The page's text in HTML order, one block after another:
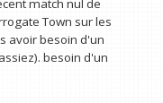
match nul de
Town sur les
avoir besoin d'un
besoin d'un